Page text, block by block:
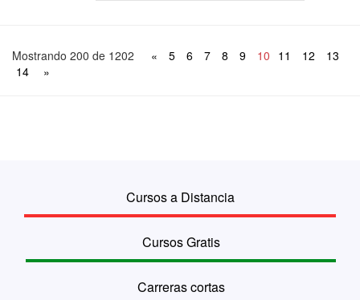
Mostrando 200 de 1202 « 5 6 7 8 9 10 11 12
13
14
»
Cursos a Distancia
Cursos Gratis
Carreras cortas